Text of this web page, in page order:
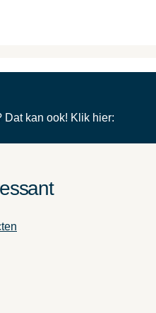
Dat kan ook! Klik hier: